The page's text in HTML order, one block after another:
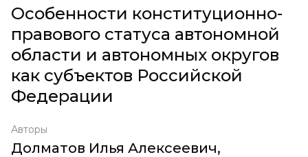
Особенности конституционно-
правового статуса автономной
области и автономных округов
как субъектов Российской
Федерации
Авторы
Долматов Илья Алексеевич,